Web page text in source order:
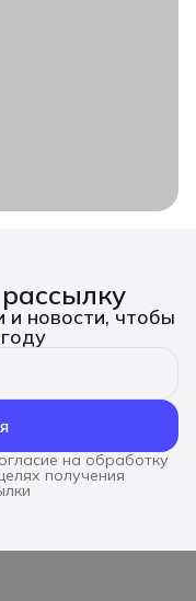
новости, чтобы
на обработку
получения